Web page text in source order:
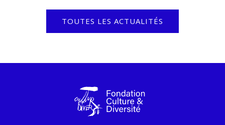
TOUTES LES ACTUALITÉS